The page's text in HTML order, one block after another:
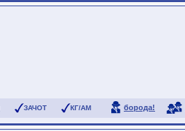
ЗАЧОТ КГ/АМ борода!